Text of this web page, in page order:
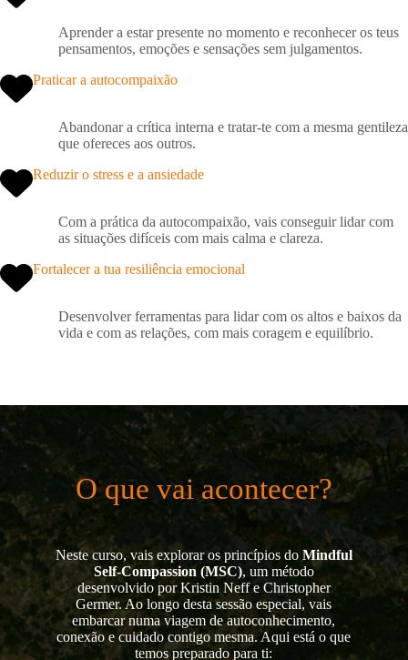
Aprender a estar presente no momento e reconhecer os teus
pensamentos, emoções e sensações sem julgamentos.
Praticar a autocompaixão
Abandonar a crítica interna e tratar-te com a mesma gentileza
que ofereces aos outros.
Reduzir o stress e a ansiedade
Com a prática da autocompaixão, vais conseguir lidar com
as situações difíceis com mais calma e clareza.
Fortalecer a tua resiliência emocional
Desenvolver ferramentas para lidar com os altos e baixos da
vida e com as relações, com mais coragem e equilíbrio.
O que vai acontecer?
Neste curso, vais explorar os princípios do Mindful
Self-Compassion (MSC), um método
desenvolvido por Kristin Neff e Christopher
Germer. Ao longo desta sessão especial, vais
embarcar numa viagem de autoconhecimento,
conexão e cuidado contigo mesma. Aqui está o que
temos preparado para ti: